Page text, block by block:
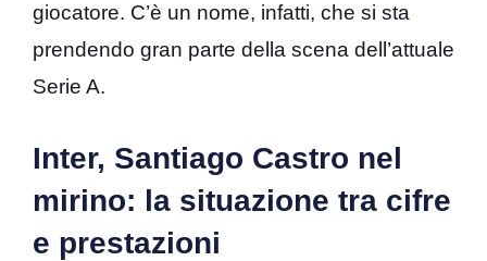
giocatore. C’è un nome, infatti, che si sta
prendendo gran parte della scena dell’attuale
Serie A.
Inter, Santiago Castro nel
mirino: la situazione tra cifre
e prestazioni